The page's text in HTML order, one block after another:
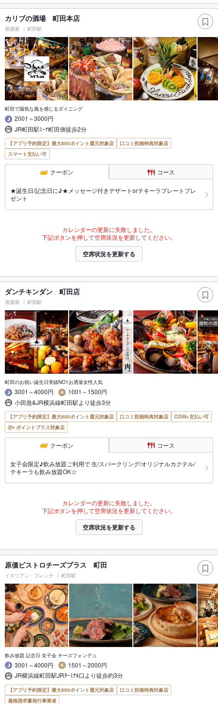
カリブの酒場 町田本店
居酒屋 町田駅
町田で陽気な風を感じるダイニング
2001～3000円
JR町田駅ﾐｰﾅ町田側徒歩2分
【アプリ予約限定】最大800ポイント還元対象店
口コミ投稿特典対象店
スマート支払い可
クーポン コース
★誕生日/記念日に♪★メッセージ付きデザートorテキーラプレートプレ
ゼント
カレンダーの更新に失敗しました。
下記ボタンを押して空席状況を更新してください。
空席状況を更新する
ダンチキンダン 町田店
居酒屋 町田駅
町田のお祝い誕生日実績NO1お洒落女性人気
3001～4000円
1001～1500円
小田急&JR横浜線町田駅より徒歩3分
【アプリ予約限定】最大800ポイント還元対象店 口コミ投稿特典対象店
COIN+支払い可
ポイントプラス対象店
クーポン コース
女子会限定♪飲み放題ご利用で 生/スパークリング/オリジナルカクテル/
テキーラも飲み放題OK☆
カレンダーの更新に失敗しました。
下記ボタンを押して空席状況を更新してください。
空席状況を更新する
原価ビストロチーズプラス 町田
イタリアン・フレンチ 町田駅
飲み放題 記念日 女子会 チーズフォンデュ
3001～4000円
1501～2000円
JR横浜線町田駅JRﾀｰﾐﾅﾙ口より徒歩約3分
【アプリ予約限定】最大800ポイント還元対象店
口コミ投稿特典対象店
適格請求書発行事業者